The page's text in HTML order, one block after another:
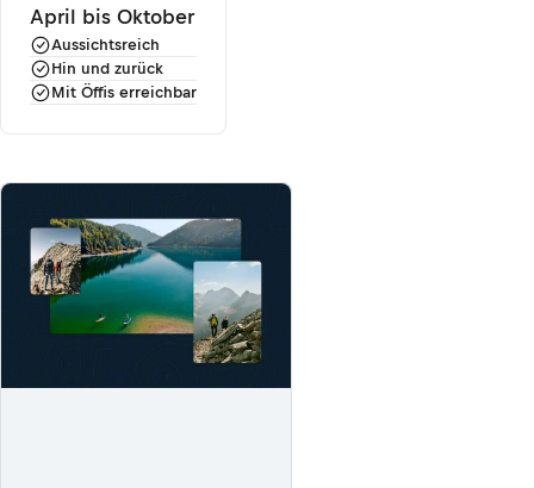
April bis Oktober
Aussichtsreich
Hin und zurück
Mit Öffis erreichbar